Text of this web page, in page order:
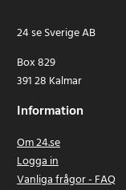
24 se Sverige AB
Box 829
391 28 Kalmar
Information
Om 24.se
Logga in
Vanliga frågor - FAQ